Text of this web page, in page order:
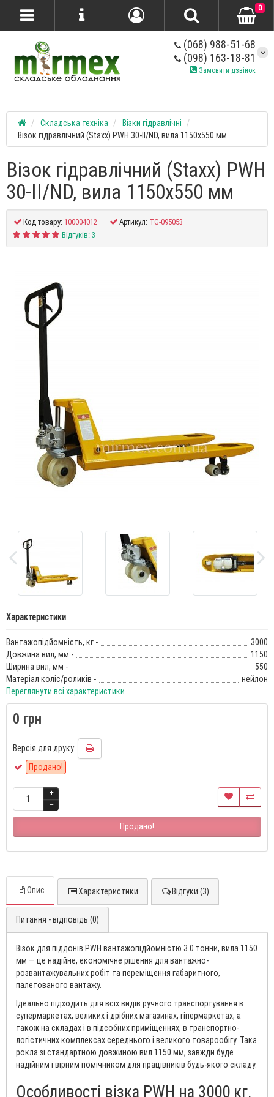
(068) 988-51-68
(098) 163-18-81
Замовити дзвінок
0
Складська техніка
Візки гідравлічні
Візок гідравлічний (Staxx) PWH 30-II/ND, вила 1150х550 мм
Візок гідравлічний (Staxx) PWH
30-II/ND, вила 1150х550 мм
Код товару:100004012 Артикул: TG-095053
Відгуків: 3
Характеристики
Вантажопідйомність, кг -
3000
Довжина вил, мм -
1150
Ширина вил, мм -
550
Матеріал коліс/роликів -
нейлон
Переглянути всі характеристики
0 грн
Версія для друку:
Продано!
Продано!
Опис Характеристики Відгуки (3)
Питання - відповідь (0)
Візок для піддонів PWH вантажопідйомністю 3.0 тонни, вила 1150
мм — це надійне, економічне рішення для вантажно-
розвантажувальних робіт та переміщення габаритного,
палетованого вантажу.
Ідеально підходить для всіх видів ручного транспортування в
супермаркетах, великих і дрібних магазинах, гіпермаркетах, а
також на складах і в підсобних приміщеннях, в транспортно-
логістичних комплексах середнього і великого товарообігу. Така
рокла зі стандартною довжиною вил 1150 мм, завжди буде
надійним і вірним помічником для працівників будь-якого складу.
Особливості візка PWH на 3000 кг,